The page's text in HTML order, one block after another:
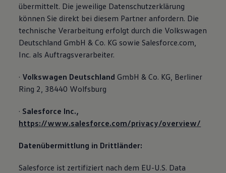
übermittelt. Die jeweilige Datenschutzerklärung
können Sie direkt bei diesem Partner anfordern. Die
technische Verarbeitung erfolgt durch die Volkswagen
Deutschland GmbH & Co. KG sowie Salesforce.com,
Inc. als Auftragsverarbeiter.
· Volkswagen Deutschland GmbH & Co. KG, Berliner
Ring 2, 38440 Wolfsburg
· Salesforce Inc.,
https://www.salesforce.com/privacy/overview/
Datenübermittlung in Drittländer:
Salesforce ist zertifiziert nach dem EU-U.S. Data